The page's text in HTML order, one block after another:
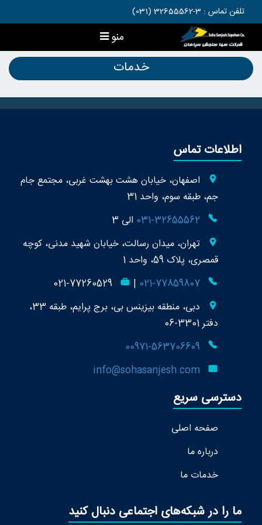
تلفن تماس : 3-32655562 (031)
منو
خدمات
اطلاعات تماس
اصفهان، خیابان هشت بهشت غربی، مجتمع جام
جم، طبقه سوم، واحد 31
031-32655562 الی 3
تهران، میدان رسالت، خیابان شهید مدنی، کوچه
قمصری، پلاک 59، واحد 1
021-77859807
|
دبی، منطقه بیزینس بی، برج پرایم، طبقه 33،
دفتر 3301-06
00971-563706609
info@sohasanjesh.com
دسترسی سریع
صفحه اصلی
درباره ما
خدمات ما
ما را در شبکه‌های اجتماعی دنبال کنید